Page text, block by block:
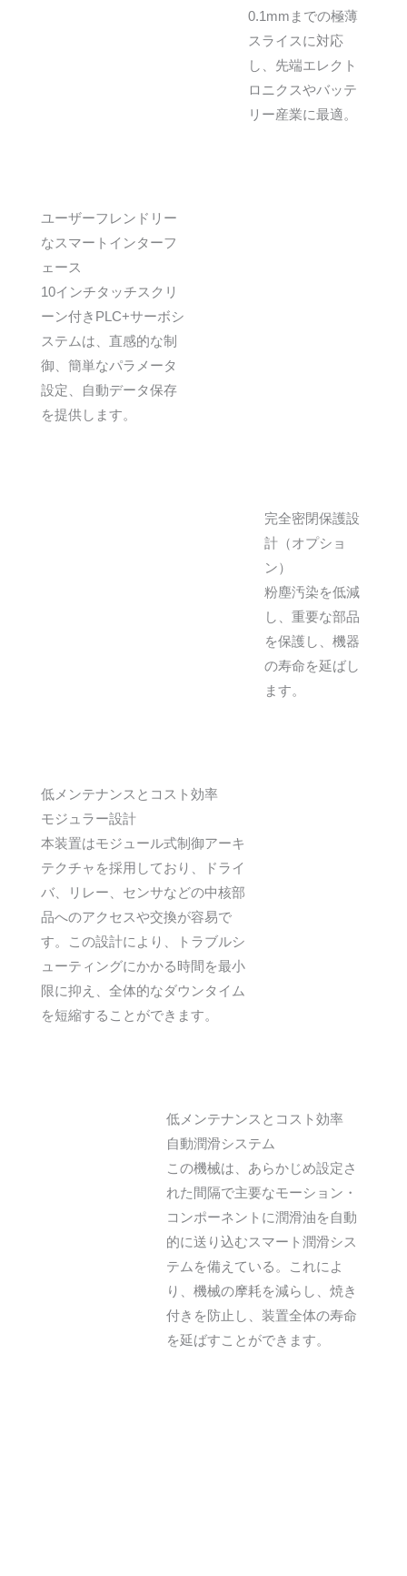
0.1mmまでの極薄
スライスに対応
し、先端エレクト
ロニクスやバッテ
リー産業に最適。
ユーザーフレンドリー
なスマートインターフ
ェース
10インチタッチスクリ
ーン付きPLC+サーボシ
ステムは、直感的な制
御、簡単なパラメータ
設定、自動データ保存
を提供します。
完全密閉保護設
計（オプショ
ン）
粉塵汚染を低減
し、重要な部品
を保護し、機器
の寿命を延ばし
ます。
低メンテナンスとコスト効率
モジュラー設計
本装置はモジュール式制御アーキ
テクチャを採用しており、ドライ
バ、リレー、センサなどの中核部
品へのアクセスや交換が容易で
す。この設計により、トラブルシ
ューティングにかかる時間を最小
限に抑え、全体的なダウンタイム
を短縮することができます。
低メンテナンスとコスト効率
自動潤滑システム
この機械は、あらかじめ設定さ
れた間隔で主要なモーション・
コンポーネントに潤滑油を自動
的に送り込むスマート潤滑シス
テムを備えている。これによ
り、機械の摩耗を減らし、焼き
付きを防止し、装置全体の寿命
を延ばすことができます。